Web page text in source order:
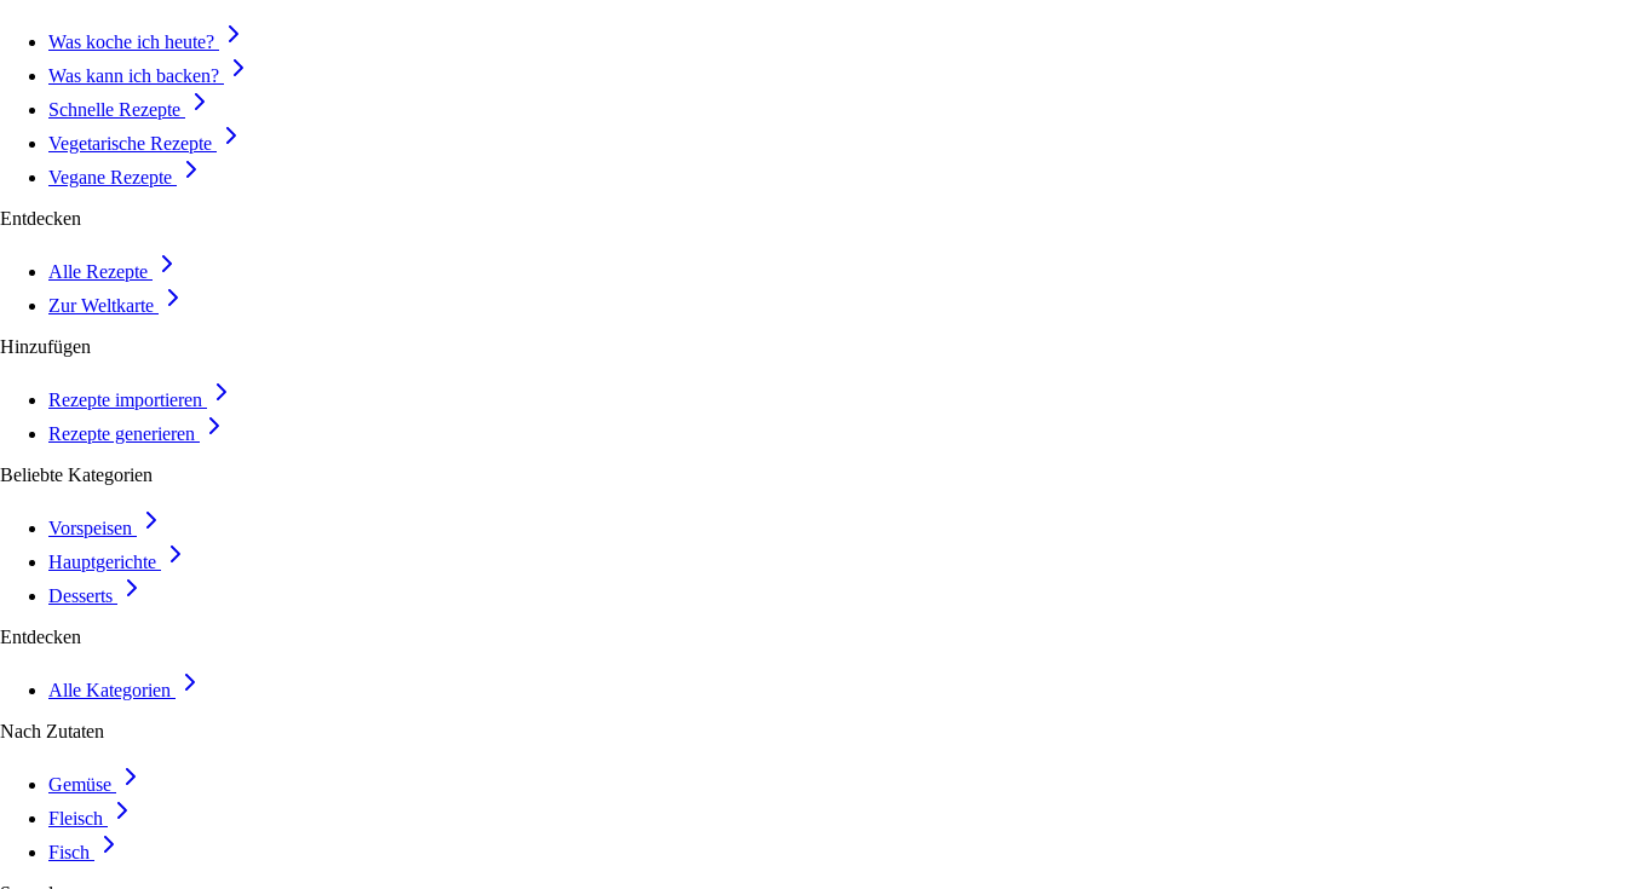
Was koche ich heute?
Was kann ich backen?
Schnelle Rezepte
Vegetarische Rezepte
Vegane Rezepte
Entdecken
Alle Rezepte
Zur Weltkarte
Hinzufügen
Rezepte importieren
Rezepte generieren
Beliebte Kategorien
Vorspeisen
Hauptgerichte
Desserts
Entdecken
Alle Kategorien
Nach Zutaten
Gemüse
Fleisch
Fisch